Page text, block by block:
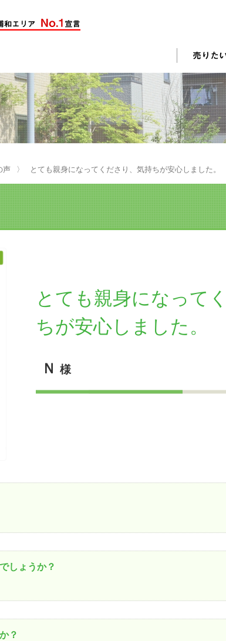
売却されたお客様の声
不動産売却成功のコツ
フォーム
売却 買取による不動産売却
受領について
様の声 不動産購入に関するよくある質問
ポイント 土地選びのポイント
リニュアル仲介で実現する豊か
声 とても親身になってくださり、気持ちが安心しました。
とても親身になって
ちが安心しました。
Ｎ 様
しょうか？
？